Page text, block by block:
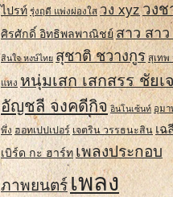
ไปรท์ รุ่งฤดี แพ่งผ่องใส วง xyz วงช
ศิรศักดิ์ อิทธิพลพาณิชย์สาว สาว
สินใจ หงษ์ไทย สุชาติ ชวางกูร สุเทพ
แหง หนุ่มเสก เสกสรร ชัยเ
อัญชลี จงคดีกิจ อินโนเซ้นท์ อุมา
พึ่ง ฮอทเปปเปอร์ เจตริน วรรธนะสิน เฉ
เบิร์ด กะ ฮาร์ท เพลงประกอบ
ภาพยนตร์เพลง